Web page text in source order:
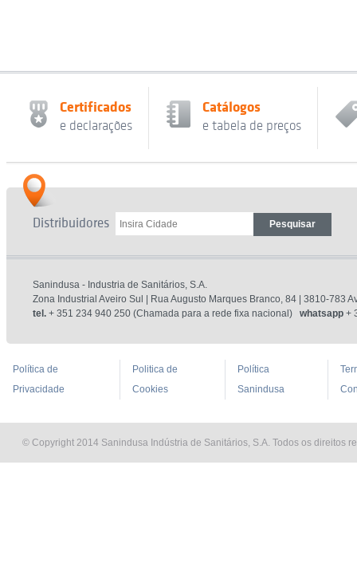
Certificados
e declarações
Catálogos
e tabela de preços
Distribuidores
Sanindusa - Industria de Sanitários, S.A.
Zona Industrial Aveiro Sul | Rua Augusto Marques Branco, 84 | 3810-783
tel. + 351 234 940 250 (Chamada para a rede fixa nacional) whatsapp +
Política de
Privacidade
Politica de
Cookies
Política
Sanindusa
© Copyright 2014 Sanindusa Indústria de Sanitários, S.A. Todos os direitos